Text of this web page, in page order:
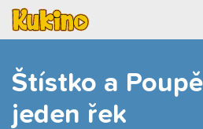
Štístko a
jeden řek